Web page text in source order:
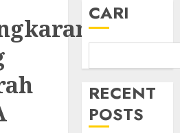
CARI
RECENT
POSTS